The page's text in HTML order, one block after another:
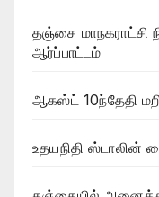
தஞ்சை மாநகராட்சி
ஆர்ப்பாட்டம்
ஆகஸ்ட் 10ந்தேதி
உதயநிதி ஸ்டாலின்